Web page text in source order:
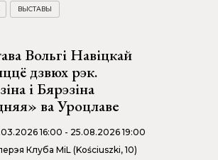
ВЫСТАВЫ
Вольгі Навіцкай
дзвюх рэк.
і Бярэзіна
ва Уроцлаве
16:00 - 25.08.2026 19:00
Клуба MiL (Kościuszki, 10)